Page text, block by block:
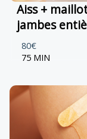
Aiss +
jambes
80€
75 MIN